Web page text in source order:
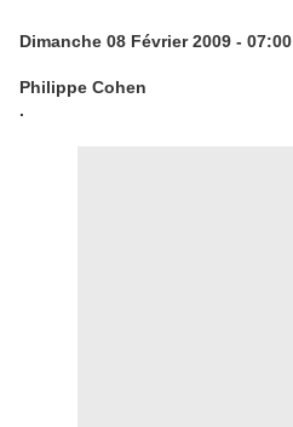
Dimanche 08 Février 2009 - 07:00
Philippe Cohen
.